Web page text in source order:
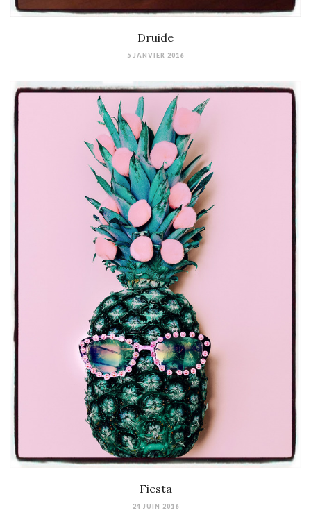
Druide
5 JANVIER 2016
Fiesta
24 JUIN 2016